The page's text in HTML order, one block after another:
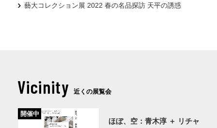
藝大コレクション展 2022 春の名品探訪 天平の誘惑
Vicinity 近くの展覧会
開催中
ほぼ、空：⻘⽊淳 ＋ リチャ